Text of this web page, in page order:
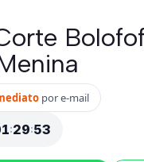
por e-mail
:29:51